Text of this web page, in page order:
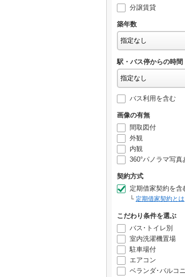
分譲賃貸
築年数
駅・バス停からの時間
バス利用を含む
画像の有無
間取図付
外観
内観
360°パノラマ写真
契約方式
定期借家契約を含
定期借家契約とは
こだわり条件を選ぶ
バス･トイレ別
室内洗濯機置場
駐車場付
エアコン
ベランダ･バルコ